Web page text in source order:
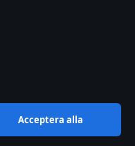
Acceptera alla